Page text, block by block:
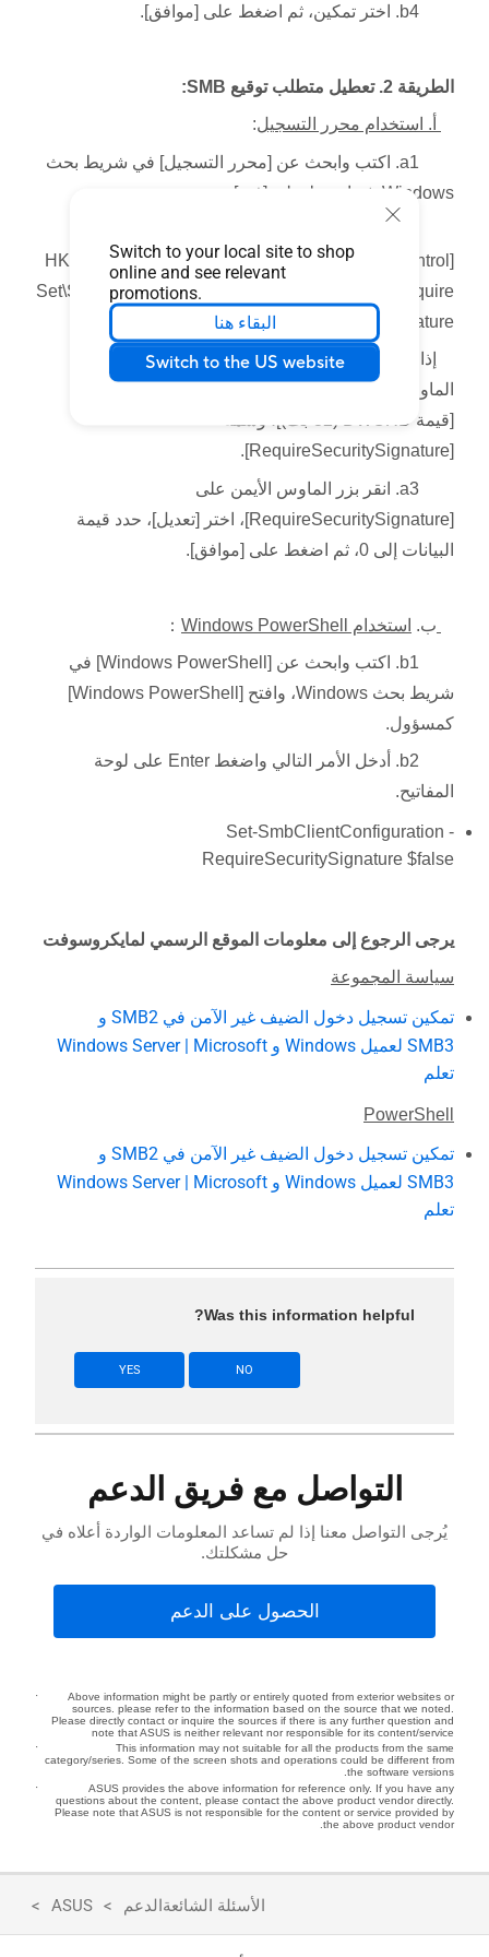
Switch to your local site to shop
online and see relevant
promotions.
البقاء هنا
Switch to the US website
الطريقة 2. تعطيل متطلب توقيع SMB:
أ. استخدام محرر التسجيل:
a1. اكتب وابحث عن [محرر التسجيل] في شريط بحث
Windows، ثم اضغط على [فتح].
[HKEY_LOCAL_MACHINE\SYSTEM\CurrentControl
Set\Services\LanmanWorkstation\Parameters\Require
SecuritySignature].
إذا لم يوجد [RequireSecuritySignature]، انقر بزر
[قيمة DWORD (32-بت)]، وسمه
a3. انقر بزر الماوس الأيمن على
[RequireSecuritySignature]، اختر [تعديل]، حدد قيمة
البيانات إلى 0، ثم اضغط على [موافق].
ب. استخدام Windows PowerShell ：
b1. اكتب وابحث عن [Windows PowerShell] في
شريط بحث Windows، وافتح [Windows PowerShell]
كمسؤول.
b2. أدخل الأمر التالي واضغط Enter على لوحة
المفاتيح.
Set-SmbClientConfiguration -
RequireSecuritySignature $false
يرجى الرجوع إلى معلومات الموقع الرسمي لمايكروسوفت
سياسة المجموعة
تمكين تسجيل دخول الضيف غير الآمن في SMB2 و
SMB3 لعميل Windows و Windows Server | Microsoft
تعلم
PowerShell
تمكين تسجيل دخول الضيف غير الآمن في SMB2 و
SMB3 لعميل Windows و Windows Server | Microsoft
تعلم
Was this information helpful?
YES NO
التواصل مع فريق الدعم
يُرجى التواصل معنا إذا لم تساعد المعلومات الواردة أعلاه في
حل مشكلتك.
الحصول على الدعم
Above information might be partly or entirely quoted from exterior websites or
sources. please refer to the information based on the source that we noted.
Please directly contact or inquire the sources if there is any further question and
note that ASUS is neither relevant nor responsible for its content/service
This information may not suitable for all the products from the same
category/series. Some of the screen shots and operations could be different from
the software versions.
ASUS provides the above information for reference only. If you have any
questions about the content, please contact the above product vendor directly.
Please note that ASUS is not responsible for the content or service provided by
the above product vendor.
ASUS الدعمالأسئلة الشائعة